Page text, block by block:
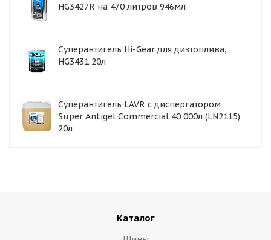
HG3427R на 470 литров 946мл
Суперантигель Hi-Gear для дизтоплива,
HG3431 20л
Суперантигель LAVR с диспергатором
Super Antigel Commercial 40 000л (LN2115)
20л
Каталог